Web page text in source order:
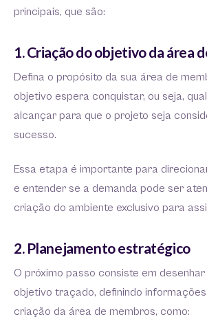
principais, que são:
1. Criação do objetivo da área
Defina o propósito da sua área de
objetivo espera conquistar, ou seja,
alcançar para que o projeto seja
sucesso.
Essa etapa é importante para
e entender se a demanda pode ser
criação do ambiente exclusivo para
2. Planejamento estratégico
O próximo passo consiste em
objetivo traçado, definindo
criação da área de membros, como: